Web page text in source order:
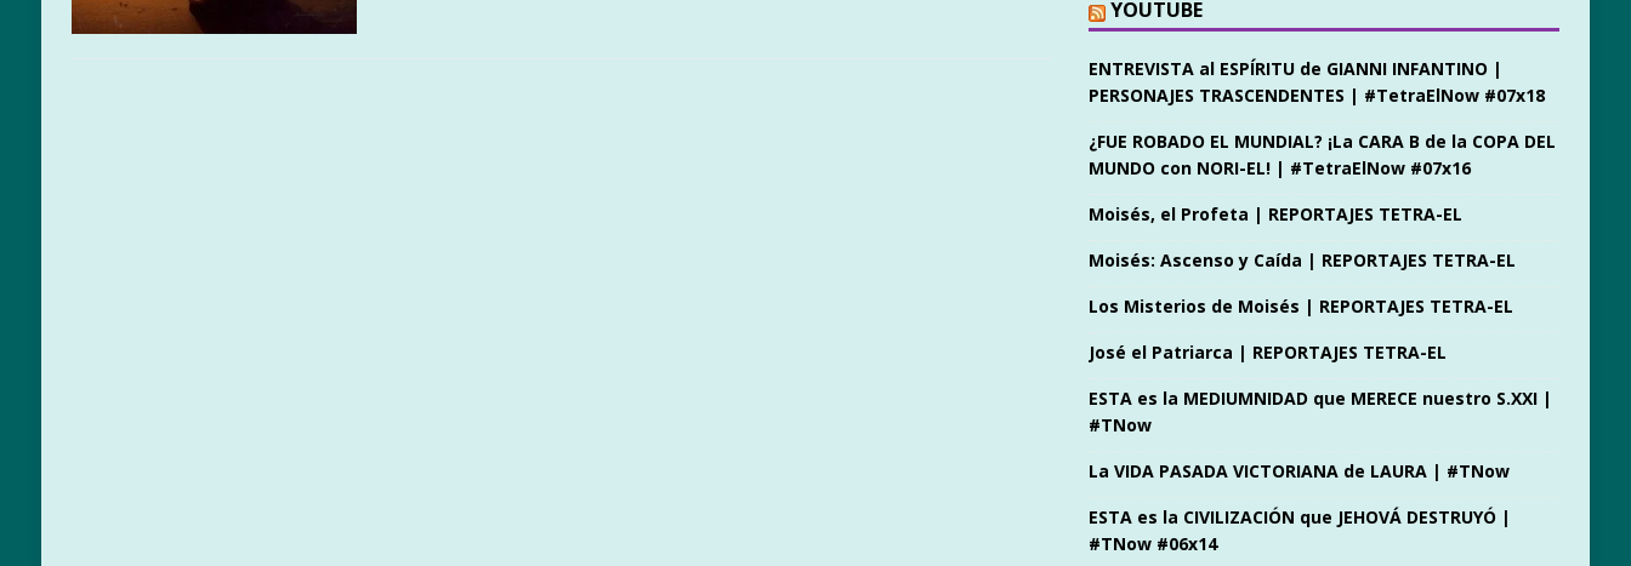
YOUTUBE
ENTREVISTA al ESPÍRITU de GIANNI INFANTINO |
PERSONAJES TRASCENDENTES | #TetraElNow #07x18
¿FUE ROBADO EL MUNDIAL? ¡La CARA B de la COPA DEL
MUNDO con NORI-EL! | #TetraElNow #07x16
Moisés, el Profeta | REPORTAJES TETRA-EL
Moisés: Ascenso y Caída | REPORTAJES TETRA-EL
Los Misterios de Moisés | REPORTAJES TETRA-EL
José el Patriarca | REPORTAJES TETRA-EL
ESTA es la MEDIUMNIDAD que MERECE nuestro S.XXI |
#TNow
La VIDA PASADA VICTORIANA de LAURA | #TNow
ESTA es la CIVILIZACIÓN que JEHOVÁ DESTRUYÓ |
#TNow #06x14